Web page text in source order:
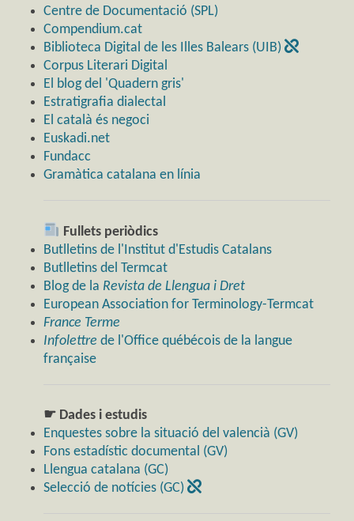
Centre de Documentació (SPL)
Compendium.cat
Biblioteca Digital de les Illes Balears (UIB)
Corpus Literari Digital
El blog del 'Quadern gris'
Estratigrafia dialectal
El català és negoci
Euskadi.net
Fundacc
Gramàtica catalana en línia
Fullets periòdics
Butlletins de l'Institut d'Estudis Catalans
Butlletins del Termcat
Blog de la Revista de Llengua i Dret
European Association for Terminology-Termcat
France Terme
Infolettre de l'Office québécois de la langue
française
☛ Dades i estudis
Enquestes sobre la situació del valencià (GV)
Fons estadístic documental (GV)
Llengua catalana (GC)
Selecció de notícies (GC)